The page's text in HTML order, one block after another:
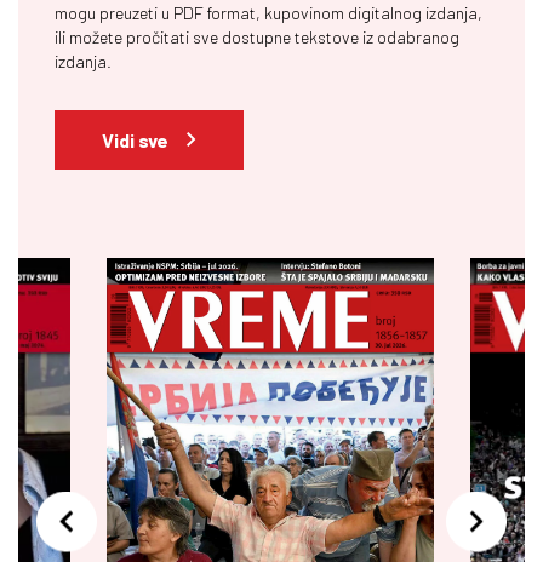
mogu preuzeti u PDF format, kupovinom digitalnog izdanja,
ili možete pročitati sve dostupne tekstove iz odabranog
izdanja.
Vidi sve